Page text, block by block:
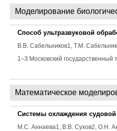
Моделирование
Способ ультразвуковой
В.В. Сабельников1, Т.М.
1–3 Московский
Математическое
Системы охлаждения
М.С. Аннаева1, В.В. Сухов2, О.Н.